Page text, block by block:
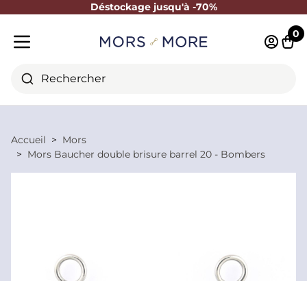
Déstockage jusqu'à -70%
Fermer
Rechercher
0
Accueil
Mors
Mors Baucher double brisure barrel 20 - Bombers